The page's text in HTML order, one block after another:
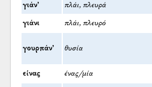
γιάν’ πλάι, πλευρά
γιάνι πλάι, πλευρό
γουρπάν’ θυσία
είνας ένας/μία